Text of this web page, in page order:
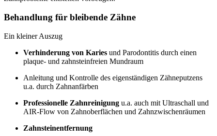
Behandlung für bleibende Zähne
Ein kleiner Auszug
Verhinderung von Karies und Parodontitis durch einen
plaque- und zahnsteinfreien Mundraum
Anleitung und Kontrolle des eigenständigen Zähneputzens
u.a. durch Zahnanfärben
Professionelle Zahnreinigung u.a. auch mit Ultraschall und
AIR-Flow von Zahnoberflächen und Zahnzwischenräumen
Zahnsteinentfernung